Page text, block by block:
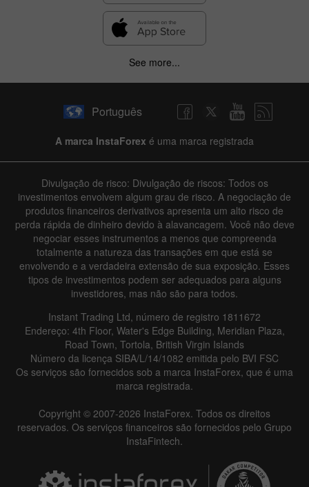
Hide chart
2 years / 3 years / 4 years| Actual Forecast Previous
Line Bar
Data not found
Details about the event
History
Actual Forecast
Data not found
See more...
Português
A marca InstaForex é uma marca registrada
Divulgação de risco: Divulgação de riscos: Todos os
investimentos envolvem algum grau de risco. A negociação de
produtos financeiros derivativos apresenta um alto risco de
perda rápida de dinheiro devido à alavancagem. Você não deve
negociar esses instrumentos a menos que compreenda
totalmente a natureza das transações em que está se
envolvendo e a verdadeira extensão de sua exposição. Esses
tipos de investimentos podem ser adequados para alguns
investidores, mas não são para todos.
Instant Trading Ltd, número de registro 1811672
Endereço: 4th Floor, Water's Edge Building, Meridian Plaza,
Road Town, Tortola, British Virgin Islands
Número da licença SIBA/L/14/1082 emitida pelo BVI FSC
Os serviços são fornecidos sob a marca InstaForex, que é uma
marca registrada.
Copyright © 2007-2026 InstaForex. Todos os direitos
reservados. Os serviços financeiros são fornecidos pelo Grupo
InstaFintech.